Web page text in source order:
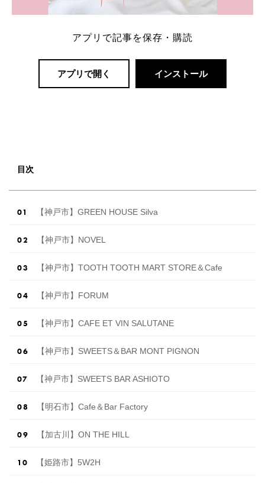
アプリで記事を保存・購読
アプリで開く インストール
目次
【神戸市】GREEN HOUSE Silva
【神戸市】NOVEL
【神戸市】TOOTH TOOTH MART STORE＆Cafe
【神戸市】FORUM
【神戸市】CAFE ET VIN SALUTANE
【神戸市】SWEETS＆BAR MONT PIGNON
【神戸市】SWEETS BAR ASHIOTO
【明石市】Cafe＆Bar Factory
【加古川】ON THE HILL
【姫路市】5W2H